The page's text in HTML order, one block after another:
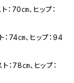
：70㎝、ヒップ：
：74㎝、ヒップ：94
：78㎝、ヒップ：